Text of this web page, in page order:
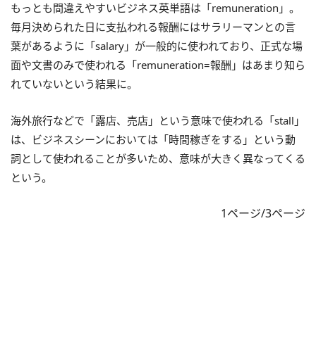
もっとも間違えやすいビジネス英単語は「remuneration」。
毎月決められた日に支払われる報酬にはサラリーマンとの言
葉があるように「salary」が一般的に使われており、正式な場
面や文書のみで使われる「remuneration=報酬」はあまり知ら
れていないという結果に。
海外旅行などで「露店、売店」という意味で使われる「stall」
は、ビジネスシーンにおいては「時間稼ぎをする」という動
詞として使われることが多いため、意味が大きく異なってくる
という。
1ページ/3ページ